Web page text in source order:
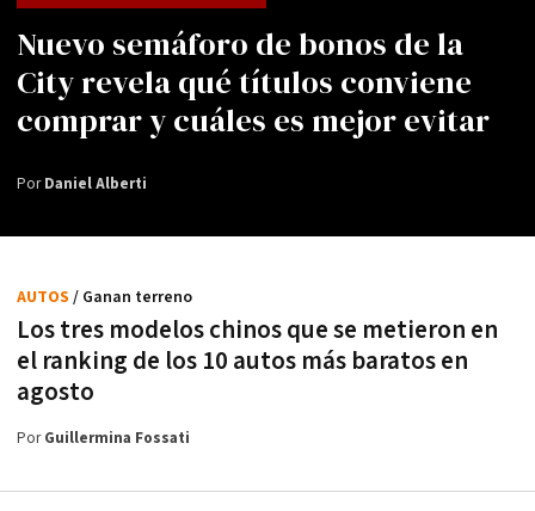
Nuevo semáforo de bonos de la
City revela qué títulos conviene
comprar y cuáles es mejor evitar
PorDaniel Alberti
Los tres modelos chinos que se metieron en
el ranking de los 10 autos más baratos en
agosto
AUTOS / Ganan terreno
PorGuillermina Fossati